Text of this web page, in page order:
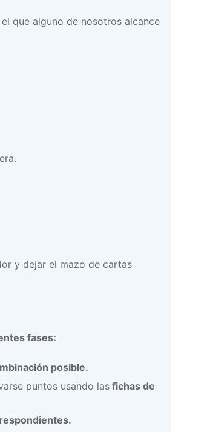
que alguno de nosotros alcance
y dejar el mazo de cartas
fases:
posible.
puntos usando las fichas de